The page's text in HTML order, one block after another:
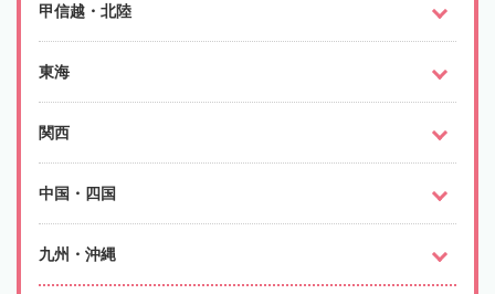
甲信越・北陸
東海
関西
中国・四国
九州・沖縄